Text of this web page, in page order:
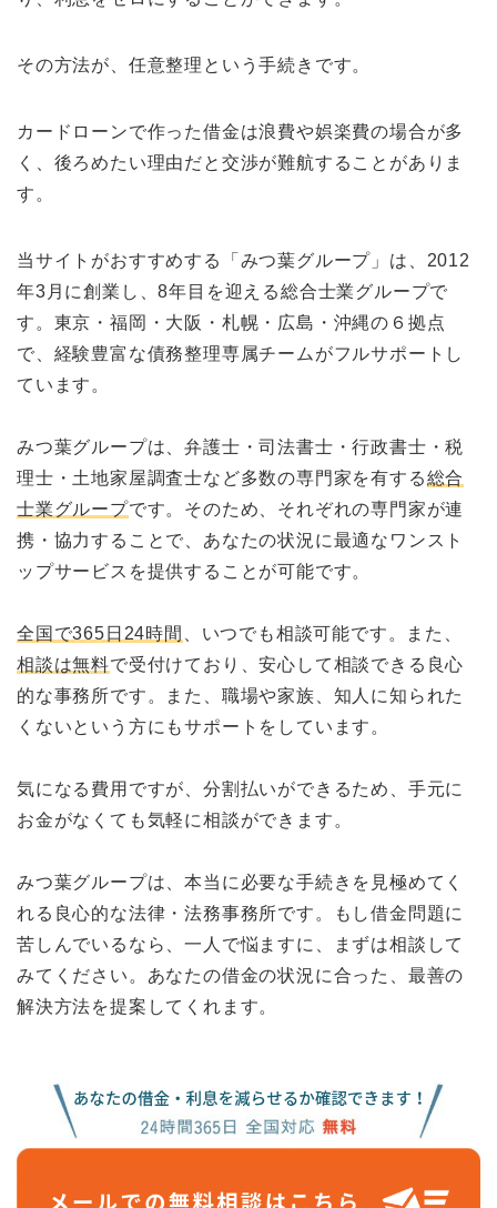
その方法が、任意整理という手続きです。
カードローンで作った借金は浪費や娯楽費の場合が多
く、後ろめたい理由だと交渉が難航することがありま
す。
当サイトがおすすめする「みつ葉グループ」は、2012
年3月に創業し、8年目を迎える総合士業グループで
す。東京・福岡・大阪・札幌・広島・沖縄の６拠点
で、経験豊富な債務整理専属チームがフルサポートし
ています。
みつ葉グループは、弁護士・司法書士・行政書士・税
理士・土地家屋調査士など多数の専門家を有する総合
士業グループです。そのため、それぞれの専門家が連
携・協力することで、あなたの状況に最適なワンスト
ップサービスを提供することが可能です。
全国で365日24時間
、いつでも相談可能です。また、
相談は無料で受付けており、安心して相談できる良心
的な事務所です。また、職場や家族、知人に知られた
くないという方にもサポートをしています。
気になる費用ですが、分割払いができるため、手元に
お金がなくても気軽に相談ができます。
みつ葉グループは、本当に必要な手続きを見極めてく
れる良心的な法律・法務事務所です。もし借金問題に
苦しんでいるなら、一人で悩ますに、まずは相談して
みてください。あなたの借金の状況に合った、最善の
解決方法を提案してくれます。